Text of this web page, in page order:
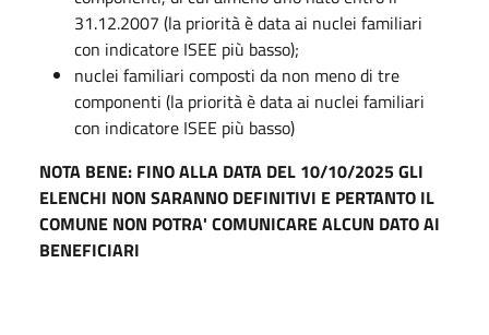
31.12.2007 (la priorità è data ai nuclei familiari
con indicatore ISEE più basso);
nuclei familiari composti da non meno di tre
componenti (la priorità è data ai nuclei familiari
con indicatore ISEE più basso)
NOTA BENE: FINO ALLA DATA DEL 10/10/2025 GLI
ELENCHI NON SARANNO DEFINITIVI E PERTANTO IL
COMUNE NON POTRA' COMUNICARE ALCUN DATO AI
BENEFICIARI